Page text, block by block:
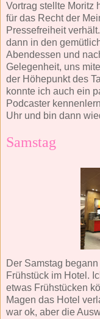
Vortrag stellte Moritz
für das Recht der
Pressefreiheit
dann in den
Abendessen und
Gelegenheit, uns
der Höhepunkt des
konnte ich auch ein
Podcaster
Uhr und bin dann
Samstag
Der Samstag
Frühstück im Hotel.
etwas Frühstücken
Magen das Hotel
war ok, aber die